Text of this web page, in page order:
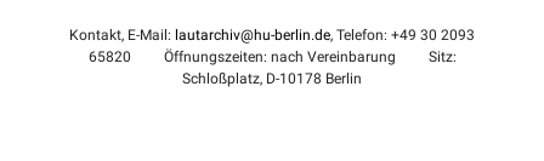
Kontakt, E-Mail: lautarchiv@hu-berlin.de, Telefon: +49 30 2093
65820
Öffnungszeiten: nach Vereinbarung
Sitz:
Schloßplatz, D-10178 Berlin